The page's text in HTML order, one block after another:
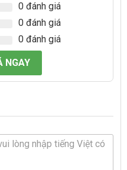
0 đánh giá
0 đánh giá
0 đánh giá
NGAY